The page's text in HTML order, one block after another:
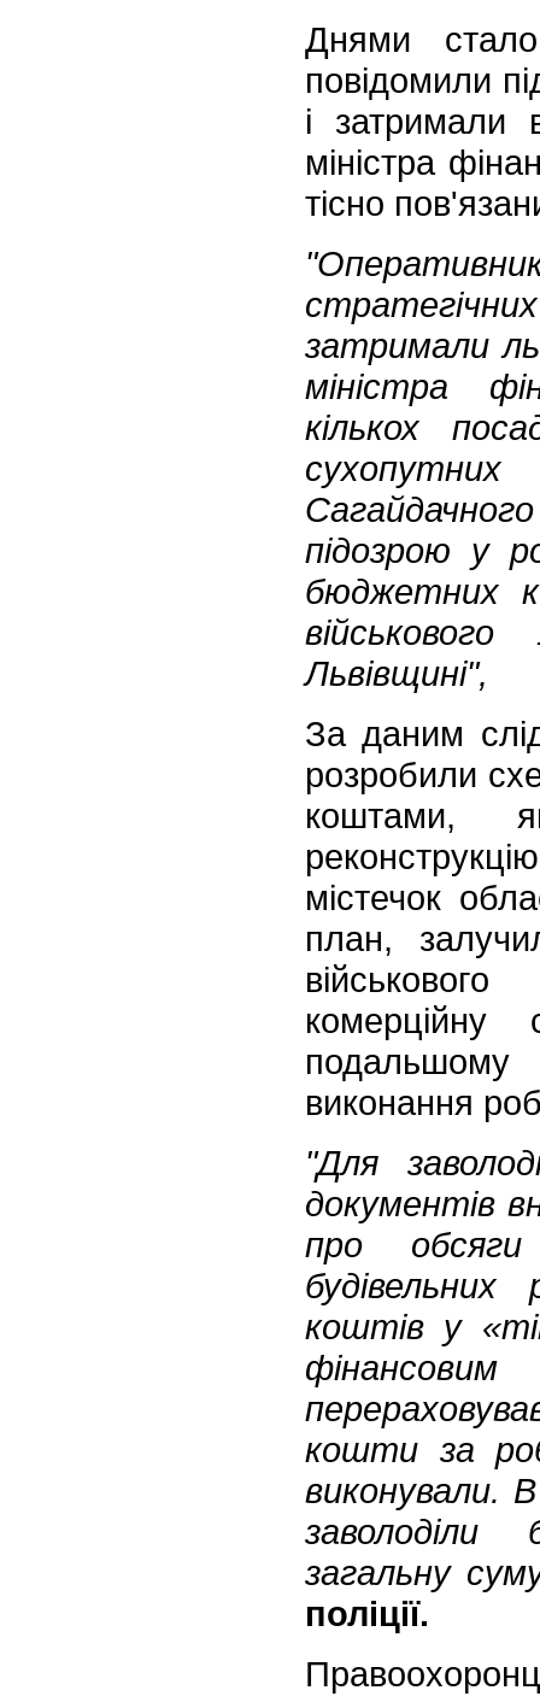
Днями
повідомили
і затримали
міністра
тісно
затримали
міністра
кількох
підозрою у
бюджетних
Львівщині",
За даним
розробили
коштами,
містечок
план,
подальшому
виконання
"Для
документів
про
коштів у
кошти за
виконували.
загальну
поліції.